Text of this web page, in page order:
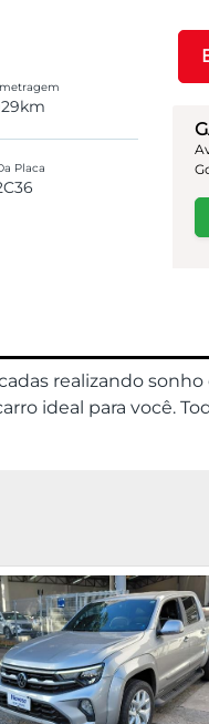
Placa
realizando
ideal para você.